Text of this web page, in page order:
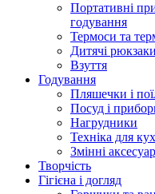
Портативні
годування
Термоси та
Дитячі
Взуття
Годування
Пляшечки і
Посуд і
Нагрудники
Техніка для
Змінні
Творчість
Гігієна і догляд